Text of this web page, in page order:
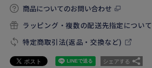
商品についてのお問い合わせ
ラッピング・複数の配送先指定について
特定商取引法(返品・交換など)
シェアする